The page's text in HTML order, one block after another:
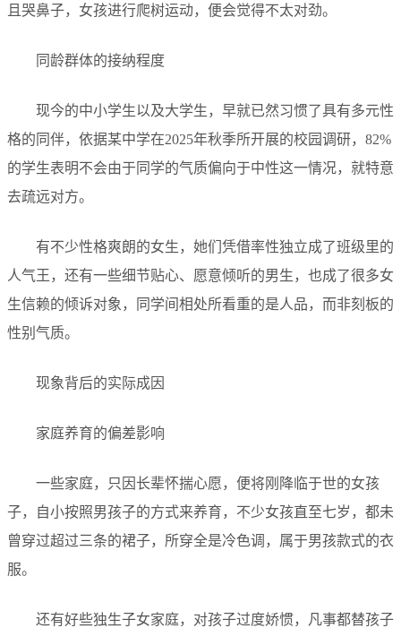
且哭鼻子，女孩进行爬树运动，便会觉得不太对劲。
同龄群体的接纳程度
现今的中小学生以及大学生，早就已然习惯了具有多元性
格的同伴，依据某中学在2025年秋季所开展的校园调研，82%
的学生表明不会由于同学的气质偏向于中性这一情况，就特意
去疏远对方。
有不少性格爽朗的女生，她们凭借率性独立成了班级里的
人气王，还有一些细节贴心、愿意倾听的男生，也成了很多女
生信赖的倾诉对象，同学间相处所看重的是人品，而非刻板的
性别气质。
现象背后的实际成因
家庭养育的偏差影响
一些家庭，只因长辈怀揣心愿，便将刚降临于世的女孩
子，自小按照男孩子的方式来养育，不少女孩直至七岁，都未
曾穿过超过三条的裙子，所穿全是冷色调，属于男孩款式的衣
服。
还有好些独生子女家庭，对孩子过度娇惯，凡事都替孩子